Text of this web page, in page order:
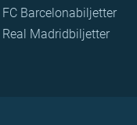
FC Barcelonabiljetter
Real Madridbiljetter